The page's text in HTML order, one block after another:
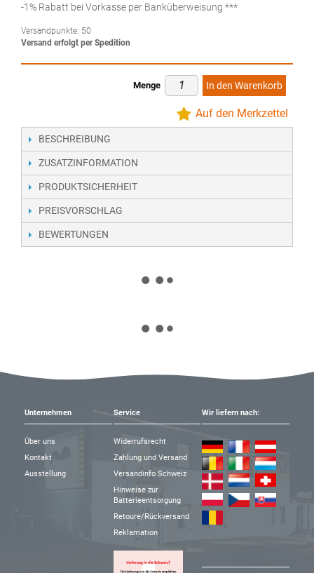
-1% Rabatt bei Vorkasse per Banküberweisung ***
Versandpunkte: 50
Versand erfolgt per Spedition
Menge In den Warenkorb
Auf den Merkzettel
BESCHREIBUNG
ZUSATZINFORMATION
PRODUKTSICHERHEIT
PREISVORSCHLAG
BEWERTUNGEN
Unternehmen
Über uns
Kontakt
Ausstellung
Service
Widerrufsrecht
Zahlung und Versand
Versandinfo Schweiz
Hinweise zur
Batterieentsorgung
Retoure/Rückversand
Reklamation
Wir liefern nach: